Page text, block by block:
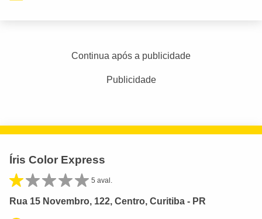
Continua após a publicidade
Publicidade
Íris Color Express
5 aval.
Rua 15 Novembro, 122, Centro, Curitiba - PR